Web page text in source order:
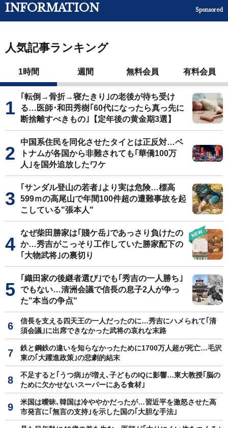
INFORMATION Sponsored
人気記事ランキング
1時間 週間 無料会員 有料会員
｢転倒→骨折→寝たきり｣の老後が待ち受け
る…医師･和田秀樹｢60代になったら真っ先に
断捨離すべきもの｣【定年後の黄金期3選】
中国系住民を同化させたタイとは正反対…ベ
トナムが各国から非難されても｢華僑100万
人｣を国外追放したワケ
｢サンダル登山の若者｣より実は危険…標高
599ｍの高尾山で年間100件超の遭難事故を起
こしている"張本人"
なぜ柴田勝家は｢賤ケ岳｣であっさり負けたの
か…秀吉がこっそり工作していた勝家配下の
｢大物武将｣の裏切り
｢織田家の後継者選び｣でも｢秀吉の一人勝ち｣
でもない…清洲会議で信長の息子2人が争っ
た"本当の争点"
信長を支える四天王の一人だったのに…秀吉にハメられて｢清
須会議｣に出席できなかった武将の哀れな末路
鉄と鋼鉄の違いを知らなかったために1700万人超が死亡…毛沢
東の｢大躍進政策｣の悲劇的結末
不足すると｢うつ病｣が増え､子どものIQに影響…東大教授｢脳の
ために欠かせないスーパーにある食材｣
米国は曖昧､韓国は冷ややかだったが…習近平を激怒させた高
市発言に｢無言の支持｣を示した国の｢大胆な手法｣